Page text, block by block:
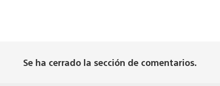
Se ha cerrado la sección de comentarios.